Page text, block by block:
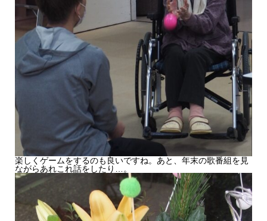
楽しくゲームをするのも良いですね。あと、年末の歌番組を見
ながらあれこれ話をしたり…。